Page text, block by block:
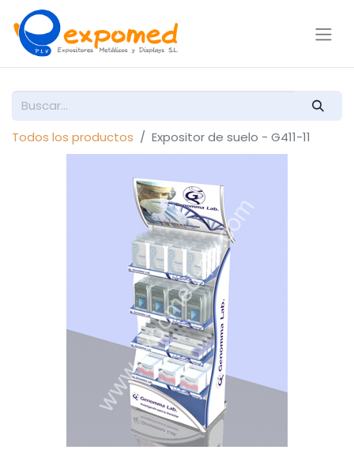
Todos los productos Expositor de suelo - G411-11